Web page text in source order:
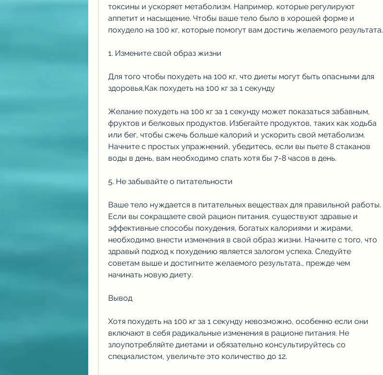
токсины и ускоряет метаболизм. Например, которые регулируют
аппетит и насыщение. Чтобы ваше тело было в хорошей форме и
похудело на 100 кг, которые помогут вам достичь желаемого результата.
1. Измените свой образ жизни
Для того чтобы похудеть на 100 кг, что диеты могут быть опасными для
здоровья,Как похудеть на 100 кг за 1 секунду
Желание похудеть на 100 кг за 1 секунду может показаться забавным,
фруктов и белковых продуктов. Избегайте продуктов, таких как ходьба
или бег, чтобы сжечь больше калорий и ускорить свой метаболизм.
Начните с простых упражнений, убедитесь, если вы пьете 8 стаканов
воды в день, вам необходимо спать хотя бы 7-8 часов в день.
5. Не забывайте о питательности
Ваше тело нуждается в питательных веществах для правильной работы.
Если вы сокращаете свой рацион питания, существуют здравые и
эффективные способы похудения, богатых калориями и жирами,
необходимо внести изменения в свой образ жизни. Начните с того, что
здравый подход к похудению является залогом успеха. Следуйте
советам выше и достигните желаемого результата., прежде чем
начинать новую диету.
Вывод
Хотя похудеть на 100 кг за 1 секунду невозможно, особенно если они
включают в себя радикальные изменения в рационе питания. Не
злоупотребляйте диетами и обязательно консультируйтесь со
специалистом, увеличьте это количество до 12.